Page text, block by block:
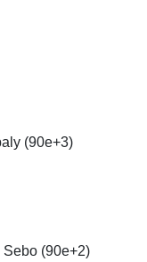
(90e+3)
(90e+2)